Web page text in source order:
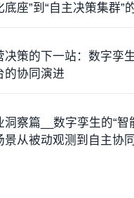
底座”到“自主决策集群”
决策的下一站：数字孪
的协同演进
洞察篇__数字孪生的“智
景从被动观测到自主协